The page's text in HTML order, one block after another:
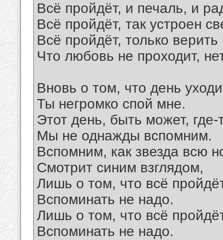
Всё пройдёт, и печаль, и
Всё пройдёт, так устроен
Всё пройдёт, только
Что любовь не проходит,
Вновь о том, что день
Ты негромко спой мне.
Этот день, быть может, где-
Мы не однажды вспомним.
Вспомним, как звезда всю
Смотрит синим взглядом,
Лишь о том, что всё
Вспоминать не надо.
Лишь о том, что всё
Вспоминать не надо.